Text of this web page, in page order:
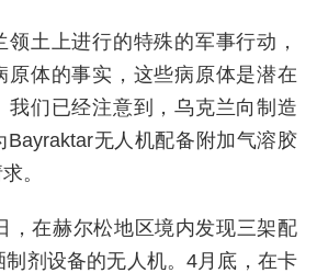
土上进行的特殊的军事行动，
原体的事实，这些病原体是潜在
我们已经注意到，乌克兰向制造
Bayraktar无人机配备附加气溶胶
。
在赫尔松地区境内发现三架配
剂设备的无人机。4月底，在卡